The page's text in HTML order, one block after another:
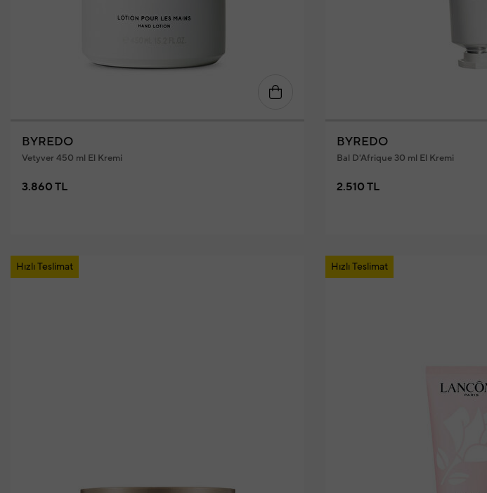
BYREDO
Vetyver 450 ml El Kremi
3.860 TL
BYREDO
Bal D'Afrique 30 ml El Kremi
2.510 TL
Hızlı Teslimat Hızlı Teslimat